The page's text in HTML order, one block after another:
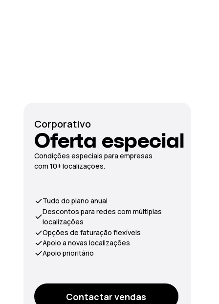
Corporativo
Oferta especial
Condições especiais para empresas
com 10+ localizações.
Contactar vendas
Tudo do plano anual
Descontos para redes com múltiplas
localizações
Opções de faturação flexíveis
Apoio a novas localizações
Apoio prioritário